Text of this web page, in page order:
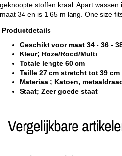
geknoopte stoffen kraal. Apart
maat 34 en is 1.65 m lang. One size
Productdetails
Geschikt voor maat 34 - 36 -
Kleur; Roze/Rood/Multi
Totale lengte 60 cm
Taille 27 cm stretcht tot 39 cm
Materiaal; Katoen,
Staat; Zeer goede staat
Vergelijkbare